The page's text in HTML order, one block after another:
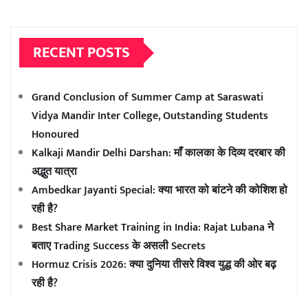
RECENT POSTS
Grand Conclusion of Summer Camp at Saraswati
Vidya Mandir Inter College, Outstanding Students
Honoured
Kalkaji Mandir Delhi Darshan: माँ कालका के दिव्य दरबार की
अद्भुत यात्रा
Ambedkar Jayanti Special: क्या भारत को बांटने की कोशिश हो
रही है?
Best Share Market Training in India: Rajat Lubana ने
बताए Trading Success के असली Secrets
Hormuz Crisis 2026: क्या दुनिया तीसरे विश्व युद्ध की ओर बढ़
रही है?